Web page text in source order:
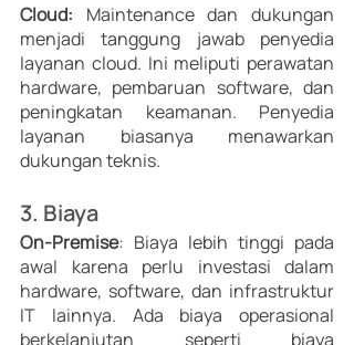
Cloud: Maintenance dan dukungan
menjadi tanggung jawab penyedia
layanan cloud. Ini meliputi perawatan
hardware, pembaruan software, dan
peningkatan keamanan. Penyedia
layanan biasanya menawarkan
dukungan teknis.
3. Biaya
On-Premise: Biaya lebih tinggi pada
awal karena perlu investasi dalam
hardware, software, dan infrastruktur
IT lainnya. Ada biaya operasional
berkelanjutan seperti biaya